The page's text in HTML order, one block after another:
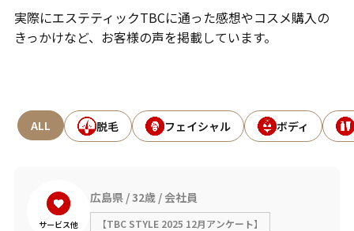
実際にエステティックTBCに通った感想やコスメ購入の
きっかけなど、お客様の声を掲載しています。
ALL 脱毛 フェイシャル ボディ
サービス他
広島県 32歳 会社員
【TBC STYLE 2025 12月アンケート】